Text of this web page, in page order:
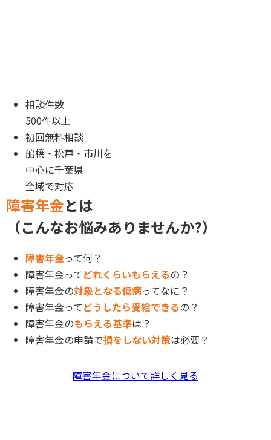
相談件数
500件以上
初回無料相談
船橋・松戸・市川を
中心に千葉県
全域で対応
障害年金とは
（こんなお悩みありませんか?）
障害年金って何？
障害年金ってどれくらいもらえるの？
障害年金の対象となる傷病ってなに？
障害年金ってどうしたら受給できるの？
障害年金のもらえる基準は？
障害年金の申請で損をしない対策は必要？
障害年金について詳しく見る